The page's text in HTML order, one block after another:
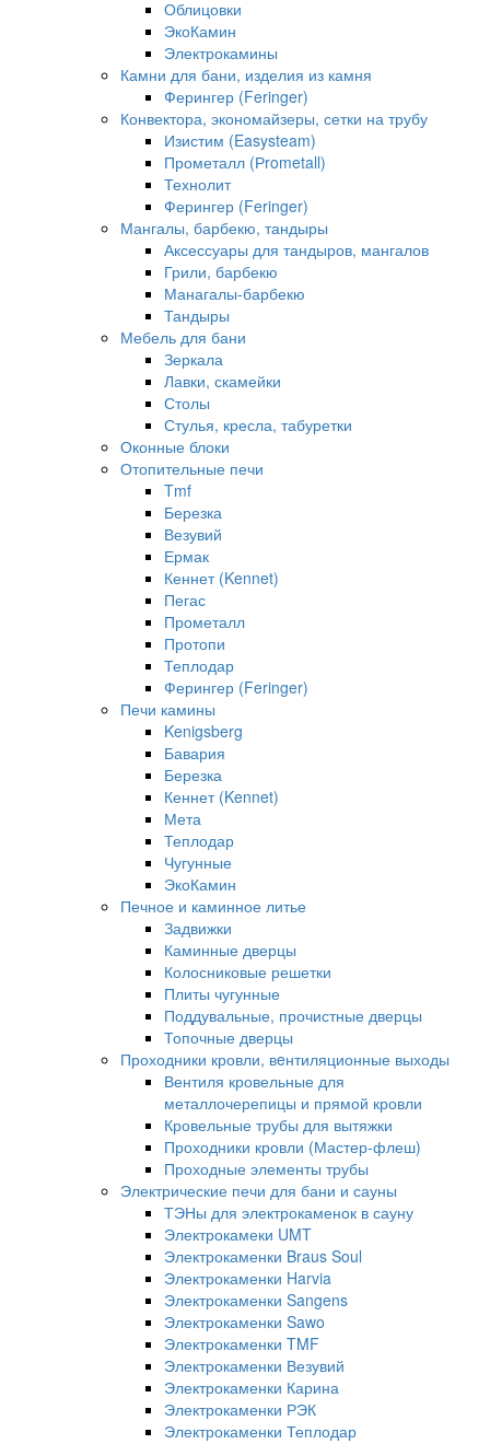
Облицовки
ЭкоКамин
Электрокамины
Камни для бани, изделия из камня
Ферингер (Feringer)
Конвектора, экономайзеры, сетки на трубу
Изистим (Easysteam)
Прометалл (Рrometall)
Технолит
Ферингер (Feringer)
Мангалы, барбекю, тандыры
Аксессуары для тандыров, мангалов
Грили, барбекю
Манагалы-барбекю
Тандыры
Мебель для бани
Зеркала
Лавки, скамейки
Столы
Стулья, кресла, табуретки
Оконные блоки
Отопительные печи
Tmf
Березка
Везувий
Ермак
Кеннет (Kennet)
Пегас
Прометалл
Протопи
Теплодар
Ферингер (Feringer)
Печи камины
Kenigsberg
Бавария
Березка
Кеннет (Kennet)
Мета
Теплодар
Чугунные
ЭкоКамин
Печное и каминное литье
Задвижки
Каминные дверцы
Колосниковые решетки
Плиты чугунные
Поддувальные, прочистные дверцы
Топочные дверцы
Проходники кровли, вeнтиляционные выходы
Вентиля кровельные для
металлочерепицы и прямой кровли
Кровельные трубы для вытяжки
Проходники кровли (Мастер-флеш)
Проходные элементы трубы
Электрические печи для бани и сауны
ТЭНы для электрокаменок в сауну
Электрокамеки UMT
Электрокаменки Braus Soul
Электрокаменки Harvia
Электрокаменки Sangens
Электрокаменки Sawo
Электрокаменки TMF
Электрокаменки Везувий
Электрокаменки Карина
Электрокаменки РЭК
Электрокаменки Теплодар